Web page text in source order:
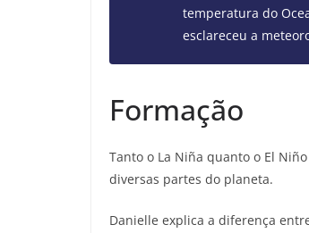
temperatura do
esclareceu a
Formação
Tanto o La Niña quanto o El
diversas partes do planeta.
Danielle explica a diferença